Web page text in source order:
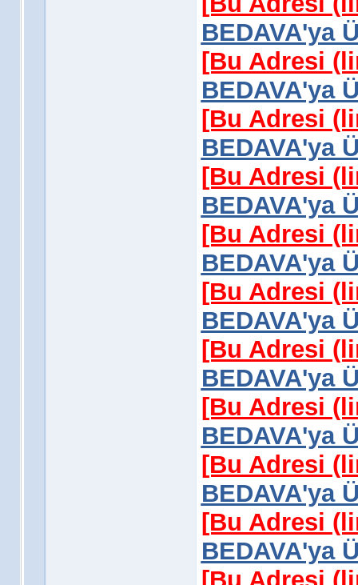
BEDAVA'ya
[Bu Adresi
BEDAVA'ya
[Bu Adresi
BEDAVA'ya
[Bu Adresi
BEDAVA'ya
[Bu Adresi
BEDAVA'ya
[Bu Adresi
BEDAVA'ya
[Bu Adresi
BEDAVA'ya
[Bu Adresi
BEDAVA'ya
[Bu Adresi
BEDAVA'ya
[Bu Adresi
BEDAVA'ya